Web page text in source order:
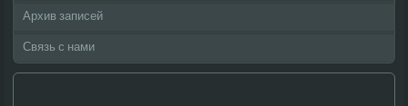
Архив записей
Связь с нами